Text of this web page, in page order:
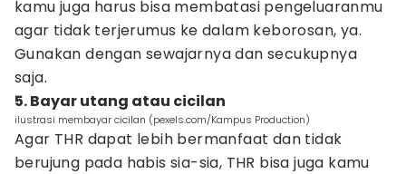
kamu juga harus bisa membatasi pengeluaranmu
agar tidak terjerumus ke dalam keborosan, ya.
Gunakan dengan sewajarnya dan secukupnya
saja.
5. Bayar utang atau cicilan
ilustrasi membayar cicilan (pexels.com/Kampus Production)
Agar THR dapat lebih bermanfaat dan tidak
berujung pada habis sia-sia, THR bisa juga kamu